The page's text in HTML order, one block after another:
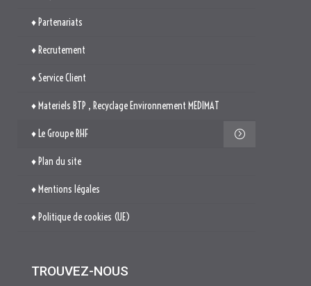
♦ Le Groupe RHF
♦ Plan du site
♦ Mentions légales
♦ Politique de cookies (UE)
TROUVEZ-NOUS
514. Avenue Jean Monnet